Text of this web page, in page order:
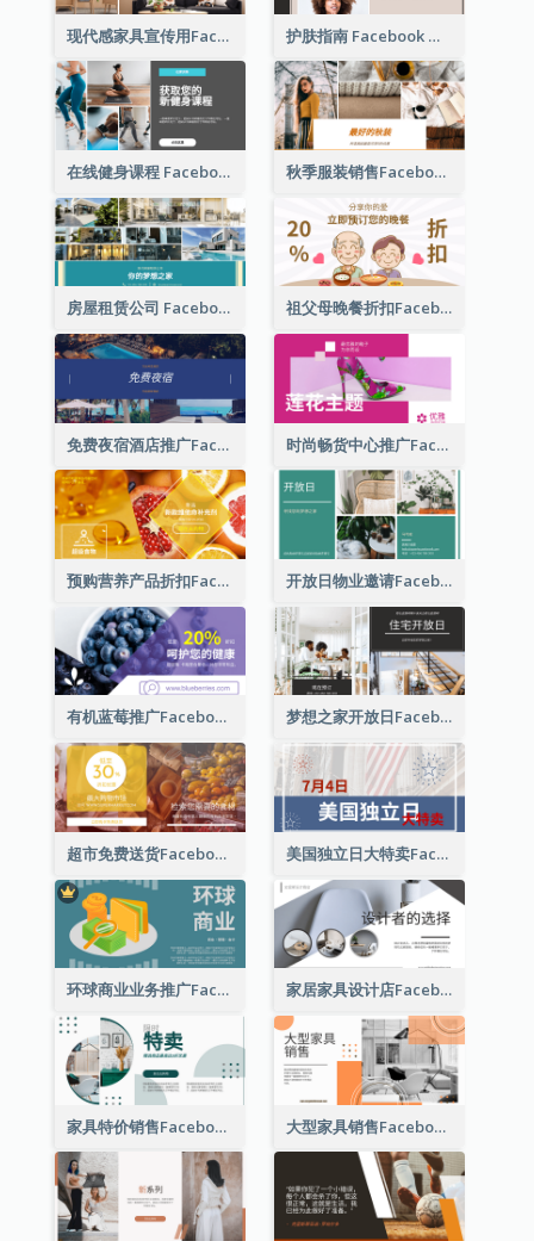
现代感家具宣传用Facebook帖子 护肤指南 Facebook 广告
在线健身课程 Facebook 广告 秋季服装销售Facebook广告
房屋租赁公司 Facebook 广告 祖父母晚餐折扣Facebook广告
免费夜宿酒店推广Facebook广告 时尚畅货中心推广Facebook广告
预购营养产品折扣Facebook广告 开放日物业邀请Facebook广告
有机蓝莓推广Facebook广告 梦想之家开放日Facebook广告
超市免费送货Facebook广告 美国独立日大特卖Facebook广告
环球商业业务推广Facebook帖子(附插图) 家居家具设计店Facebook广告
家具特价销售Facebook广告 大型家具销售Facebook广告